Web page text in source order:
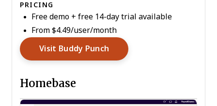
PRICING
Free demo + free 14-day trial available
From $4.49/user/month
Visit Buddy Punch Opens New Window
Homebase